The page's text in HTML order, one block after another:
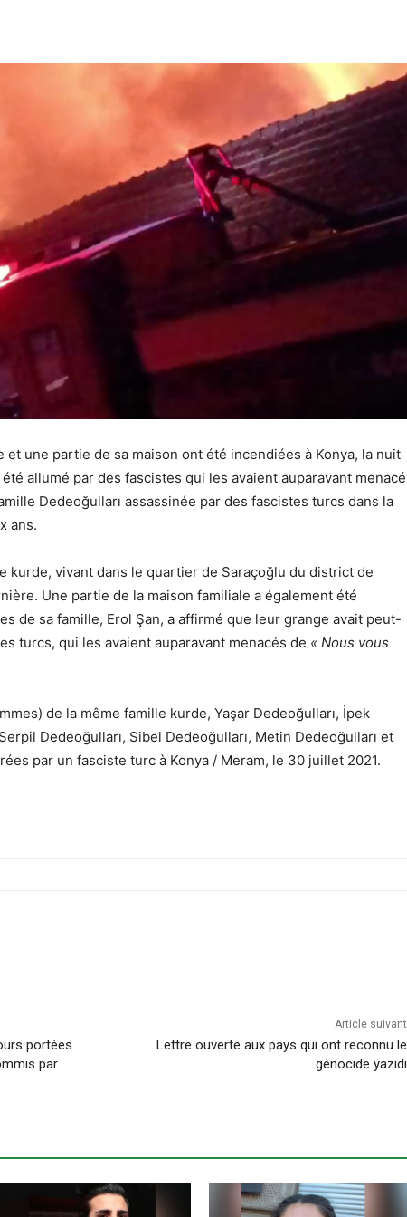
et une partie de sa maison ont été incendiées à Konya, la nuit
allumé par des fascistes qui les avaient auparavant menacé
Dedeoğulları assassinée par des fascistes turcs dans la
ans.
kurde, vivant dans le quartier de Saraçoğlu du district de
Une partie de la maison familiale a également été
de sa famille, Erol Şan, a affirmé que leur grange avait peut-
turcs, qui les avaient auparavant menacés de « Nous vous
de la même famille kurde, Yaşar Dedeoğulları, İpek
Dedeoğulları, Sibel Dedeoğulları, Metin Dedeoğulları et
par un fasciste turc à Konya / Meram, le 30 juillet 2021.
portées
par
Article suivant
Lettre ouverte aux pays qui ont reconnu le
génocide yazidi